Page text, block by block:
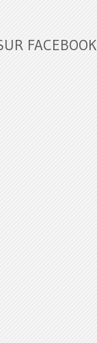
FACEBOOK